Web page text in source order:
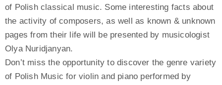
of Polish classical music. Some interesting facts about
the activity of composers, as well as known & unknown
pages from their life will be presented by musicologist
Olya Nuridjanyan.
Don’t miss the opportunity to discover the genre variety
of Polish Music for violin and piano performed by